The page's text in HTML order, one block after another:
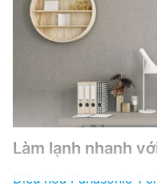
Làm lạnh nhanh
Điều hòa Panasonic 1